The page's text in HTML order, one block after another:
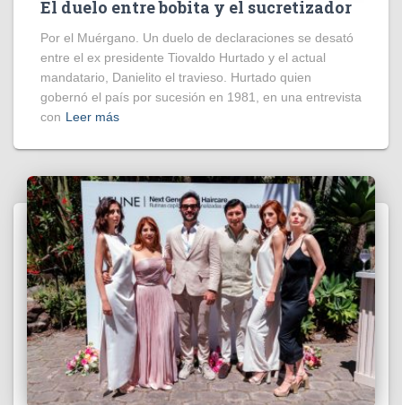
El duelo entre bobita y el sucretizador
Por el Muérgano. Un duelo de declaraciones se desató
entre el ex presidente Tiovaldo Hurtado y el actual
mandatario, Danielito el travieso. Hurtado quien
gobernó el país por sucesión en 1981, en una entrevista
con Leer más